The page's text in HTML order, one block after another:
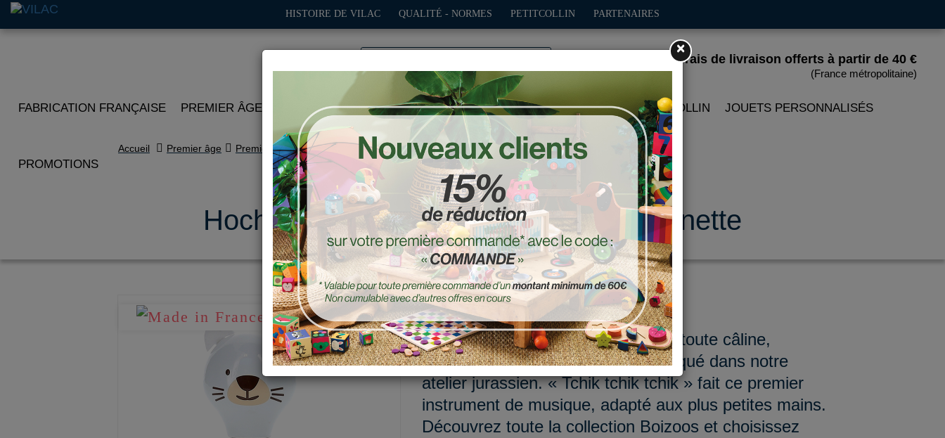
Frais de livraison offerts à partir de 40 €
(France métropolitaine)
HISTOIRE DE VILAC QUALITÉ - NORMES PETITCOLLIN PARTENAIRES
FABRICATION FRANÇAISE PREMIER ÂGE IMITATION PLEIN AIR JEUX DÉCO-CADEAUX POUPÉES PETITCOLLIN JOUETS PERSONNALISÉS
PROMOTIONS
Accueil Premier âge Premières découvertes
Hochet en bois Boizoos, Mariette la minette
Réf. : 8075W
Bienvenue Mariette, petite minette toute câline,
déclinée ici en hochet en bois fabriqué dans notre
atelier jurassien. « Tchik tchik tchik » fait ce premier
instrument de musique, adapté aux plus petites mains.
Découvrez toute la collection Boizoos et choisissez
×